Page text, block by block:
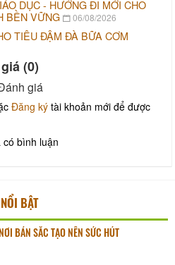
DỤC - HƯỚNG ĐI MỚI CHO
BỀN VỮNG
06/08/2026
TIÊU ĐẬM ĐÀ BỮA CƠM
(0)
giá
Đăng ký tài khoản mới để được
có bình luận
BẬT
BẢN SẮC TẠO NÊN SỨC HÚT